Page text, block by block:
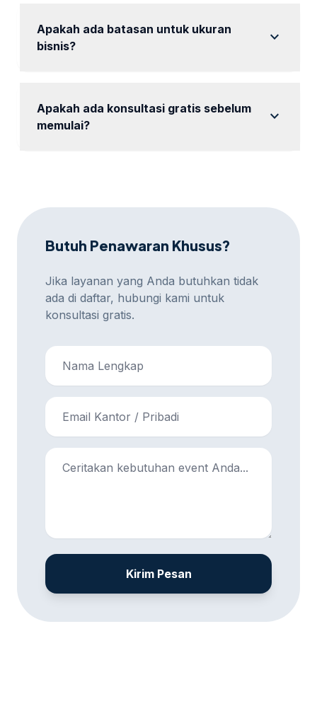
Apakah ada batasan untuk ukuran
bisnis?
expand_more
Apakah ada konsultasi gratis sebelum
memulai?
expand_more
Butuh Penawaran Khusus?
Jika layanan yang Anda butuhkan tidak
ada di daftar, hubungi kami untuk
konsultasi gratis.
Kirim Pesan